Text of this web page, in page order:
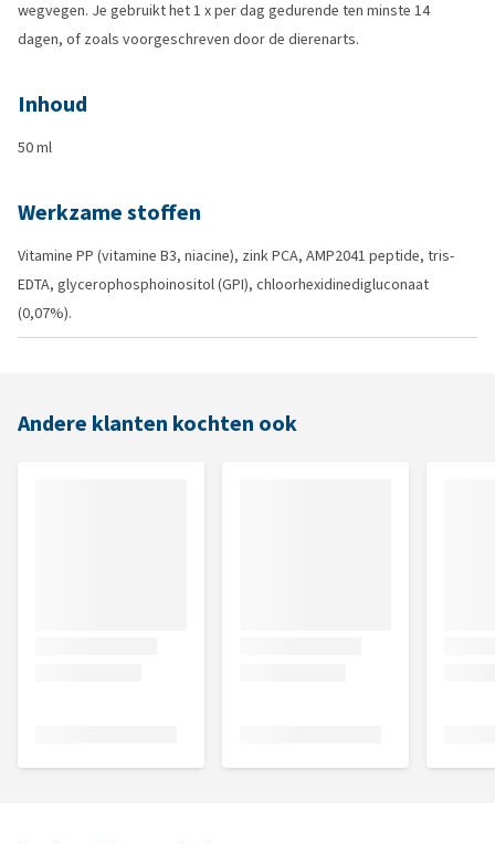
wegvegen. Je gebruikt het 1 x per dag gedurende ten minste 14
dagen, of zoals voorgeschreven door de dierenarts.
Inhoud
50 ml
Werkzame stoffen
Vitamine PP (vitamine B3, niacine), zink PCA, AMP2041 peptide, tris-
EDTA, glycerophosphoinositol (GPI), chloorhexidinedigluconaat
(0,07%).
Andere klanten kochten ook